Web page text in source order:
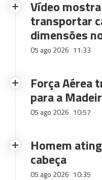
Vídeo
transportar
dimensões
05 ago 2026 11:33
Força Aérea
para a
05 ago 2026 10:57
Homem
cabeça
05 ago 2026 10:35